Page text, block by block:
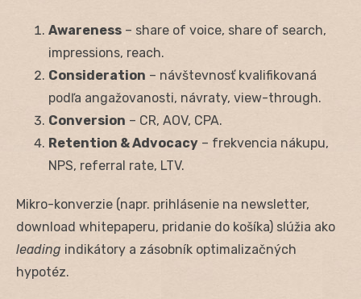
Awareness – share of voice, share of search,
impressions, reach.
Consideration – návštevnosť kvalifikovaná
podľa angažovanosti, návraty, view-through.
Conversion – CR, AOV, CPA.
Retention & Advocacy – frekvencia nákupu,
NPS, referral rate, LTV.
Mikro-konverzie (napr. prihlásenie na newsletter,
download whitepaperu, pridanie do košíka) slúžia ako
leading indikátory a zásobník optimalizačných
hypotéz.